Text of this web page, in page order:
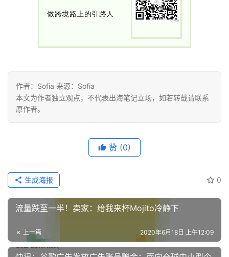
营
实
战
分
例
拆
解
操
盘
手
做跨境路上的引路人
作者：Sofia 来源：Sofia
本文为作者独立观点，不代表出海笔记立场，如若转载请联系
原作者。
赞 (0)
0
生成海报
流量跌至一半！卖家：给我来杯Mojito冷静下
上一篇 2020年6月18日 上午12:09